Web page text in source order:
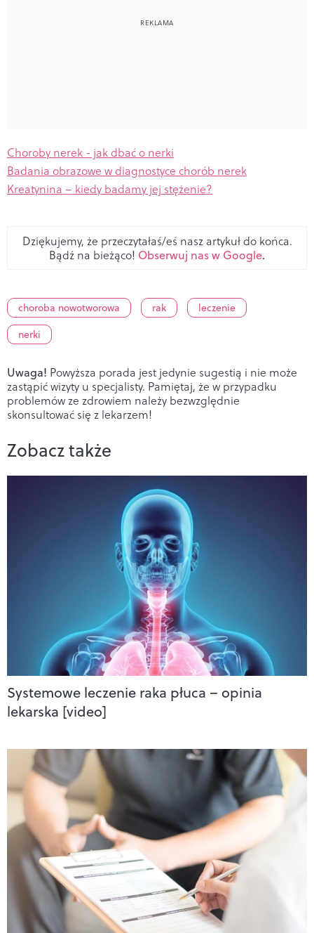
Choroby nerek - jak dbać o nerki
Badania obrazowe w diagnostyce chorób nerek
Kreatynina – kiedy badamy jej stężenie?
Dziękujemy, że przeczytałaś/eś nasz artykuł do końca.
Bądź na bieżąco! Obserwuj nas w Google.
choroba nowotworowa rak
leczenie
nerki
Uwaga! Powyższa porada jest jedynie sugestią i nie może
zastąpić wizyty u specjalisty. Pamiętaj, że w przypadku
problemów ze zdrowiem należy bezwzględnie
skonsultować się z lekarzem!
Zobacz także
Systemowe leczenie raka płuca – opinia
lekarska [video]